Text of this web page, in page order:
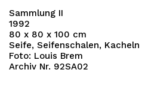
Sammlung II
1992
80 x 80 x 100 cm
Seife, Seifenschalen, Kacheln
Foto: Louis Brem
Archiv Nr. 92SA02